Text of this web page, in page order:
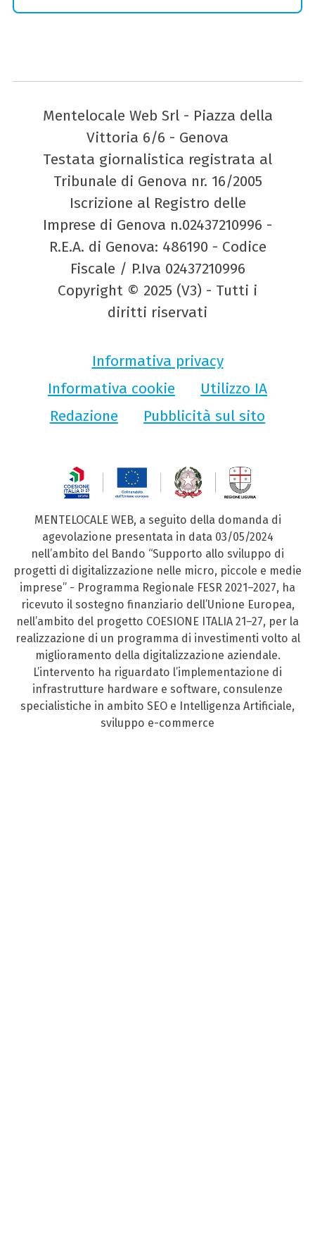
Mentelocale Web Srl - Piazza della
Vittoria 6/6 - Genova
Testata giornalistica registrata al
Tribunale di Genova nr. 16/2005
Iscrizione al Registro delle
Imprese di Genova n.02437210996 -
R.E.A. di Genova: 486190 - Codice
Fiscale / P.Iva 02437210996
Copyright © 2025 (V3) - Tutti i
diritti riservati
Informativa privacy
Informativa cookie
Utilizzo IA
Redazione
Pubblicità sul sito
MENTELOCALE WEB, a seguito della domanda di
agevolazione presentata in data 03/05/2024
nell’ambito del Bando “Supporto allo sviluppo di
progetti di digitalizzazione nelle micro, piccole e medie
imprese” - Programma Regionale FESR 2021–2027, ha
ricevuto il sostegno finanziario dell’Unione Europea,
nell’ambito del progetto COESIONE ITALIA 21–27, per la
realizzazione di un programma di investimenti volto al
miglioramento della digitalizzazione aziendale.
L’intervento ha riguardato l’implementazione di
infrastrutture hardware e software, consulenze
specialistiche in ambito SEO e Intelligenza Artificiale,
sviluppo e-commerce